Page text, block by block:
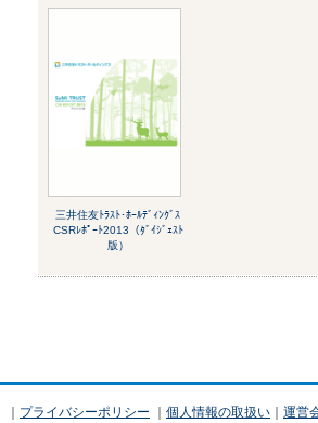
三井住友ﾄﾗｽﾄ･ﾎｰﾙﾃﾞｨﾝｸﾞｽ
CSRﾚﾎﾟｰﾄ2013（ﾀﾞｲｼﾞｪｽﾄ
版）
｜ プライバシーポリシー ｜ 個人情報の取扱い ｜ 運営